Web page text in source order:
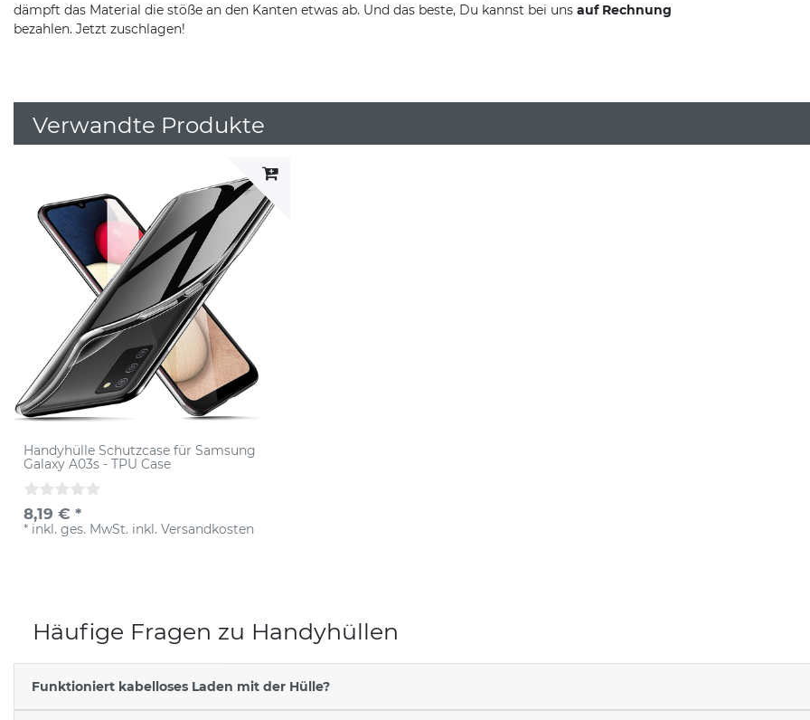
dämpft das Material die stöße an den Kanten etwas ab. Und das beste, Du kannst bei uns auf Rechnung
bezahlen. Jetzt zuschlagen!
Verwandte Produkte
Handyhülle Schutzcase für Samsung
Galaxy A03s - TPU Case
8,19 € *
* inkl. ges. MwSt. inkl.Versandkosten
Häufige Fragen zu Handyhüllen
Funktioniert kabelloses Laden mit der Hülle?